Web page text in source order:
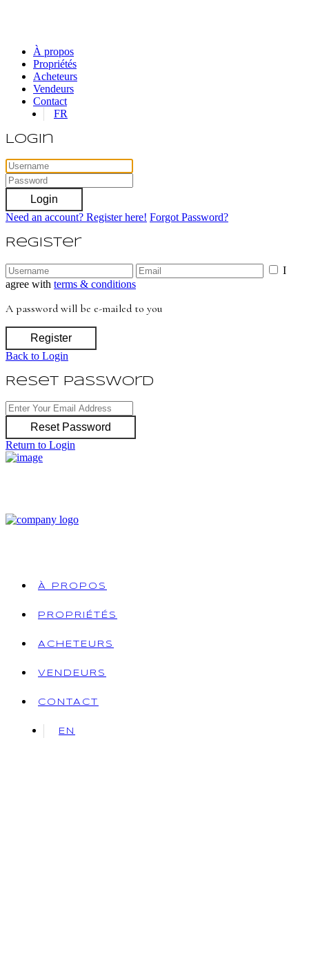
À propos
Propriétés
Acheteurs
Vendeurs
Contact
FR
Login
Login
Need an account? Register here! Forgot Password?
Register
I
agree with terms & conditions
A password will be e-mailed to you
Register
Back to Login
Reset Password
Reset Password
Return to Login
À PROPOS
PROPRIÉTÉS
ACHETEURS
VENDEURS
CONTACT
EN